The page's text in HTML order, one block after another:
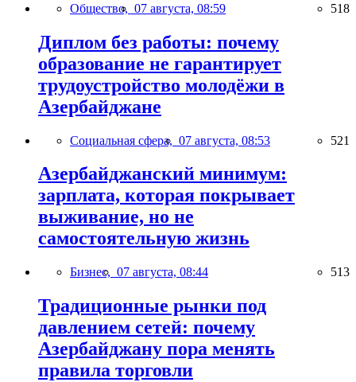
Общество, 07 августа, 08:59 518
Диплом без работы: почему
образование не гарантирует
трудоустройство молодёжи в
Азербайджане
Социальная сфера, 07 августа, 08:53 521
Азербайджанский минимум:
зарплата, которая покрывает
выживание, но не
самостоятельную жизнь
Бизнес, 07 августа, 08:44 513
Традиционные рынки под
давлением сетей: почему
Азербайджану пора менять
правила торговли